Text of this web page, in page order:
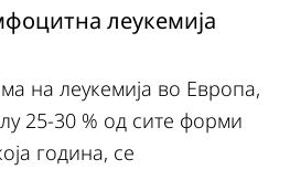
леукемија
на леукемија во Европа,
25-30 % од сите форми
година, се